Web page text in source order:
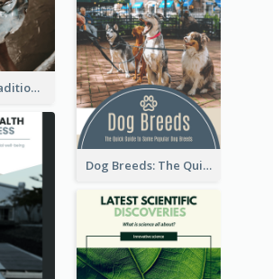
Smudging Tradition And History Booklet
Dog Breeds: The Quick Guide to Some Popular Dog Breeds